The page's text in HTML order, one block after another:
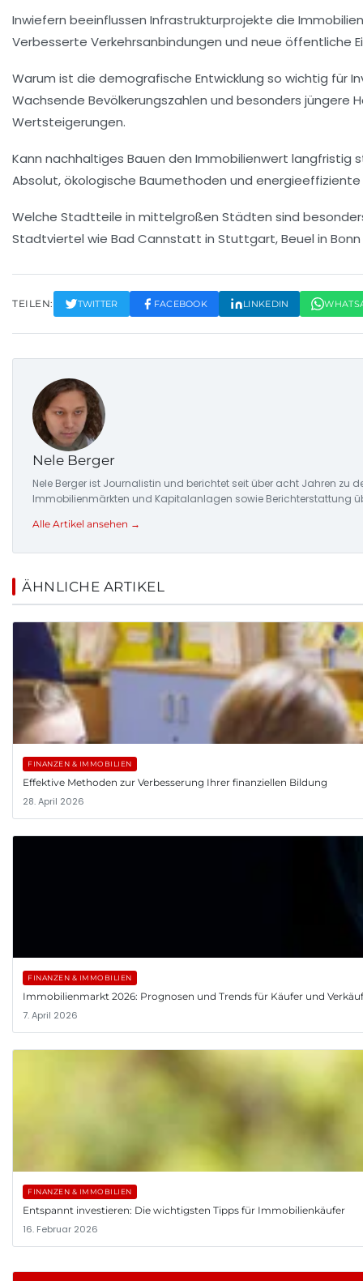
Inwiefern beeinflussen Infrastrukturprojekte die
Verbesserte Verkehrsanbindungen und neue öffentliche
Warum ist die demografische Entwicklung so wichtig für
Wachsende Bevölkerungszahlen und besonders
Wertsteigerungen.
Kann nachhaltiges Bauen den Immobilienwert langfristig
Absolut, ökologische Baumethoden und
Welche Stadtteile in mittelgroßen Städten sind
Stadtviertel wie Bad Cannstatt in Stuttgart, Beuel in
TEILEN: TWITTER FACEBOOK LINKEDIN
Nele Berger
Nele Berger ist Journalistin und berichtet seit über acht Jahren zu
Immobilienmärkten und Kapitalanlagen sowie Berichterstattung
Alle Artikel ansehen →
ÄHNLICHE ARTIKEL
FINANZEN & IMMOBILIEN
Effektive Methoden zur Verbesserung Ihrer finanziellen Bildung
28. April 2026
FINANZEN & IMMOBILIEN
Immobilienmarkt 2026: Prognosen und Trends für Käufer und
7. April 2026
FINANZEN & IMMOBILIEN
Entspannt investieren: Die wichtigsten Tipps für Immobilienkäufer
16. Februar 2026